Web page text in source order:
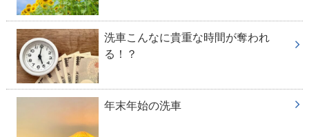
洗車こんなに貴重な時間が奪われ
る！？
年末年始の洗車